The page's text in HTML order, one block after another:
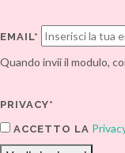
EMAIL*
Quando invii il modulo,
PRIVACY*
ACCETTO LA